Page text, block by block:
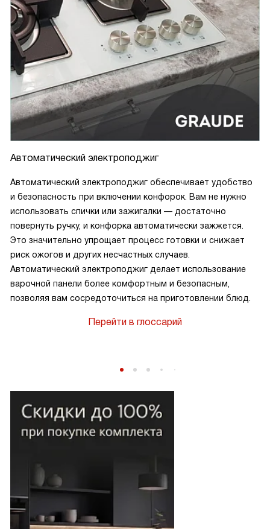
Автоматический электроподжиг
Автоматический электроподжиг обеспечивает удобство
и безопасность при включении конфорок. Вам не нужно
использовать спички или зажигалки — достаточно
повернуть ручку, и конфорка автоматически зажжется.
Это значительно упрощает процесс готовки и снижает
риск ожогов и других несчастных случаев.
Автоматический электроподжиг делает использование
варочной панели более комфортным и безопасным,
позволяя вам сосредоточиться на приготовлении блюд.
Перейти в глоссарий